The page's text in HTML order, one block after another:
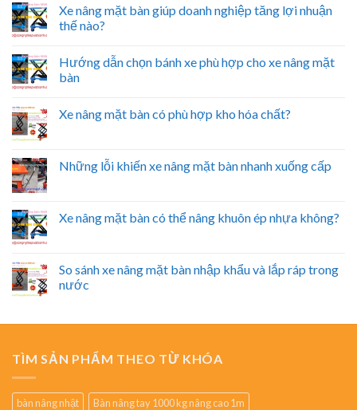
Xe nâng mặt bàn giúp doanh nghiệp tăng lợi nhuận
thế nào?
Hướng dẫn chọn bánh xe phù hợp cho xe nâng mặt
bàn
Xe nâng mặt bàn có phù hợp kho hóa chất?
Những lỗi khiến xe nâng mặt bàn nhanh xuống cấp
Xe nâng mặt bàn có thể nâng khuôn ép nhựa không?
So sánh xe nâng mặt bàn nhập khẩu và lắp ráp trong
nước
TÌM SẢN PHẨM THEO TỪ KHÓA
bàn nâng nhật
Bàn nâng tay 1000 kg nâng cao 1m